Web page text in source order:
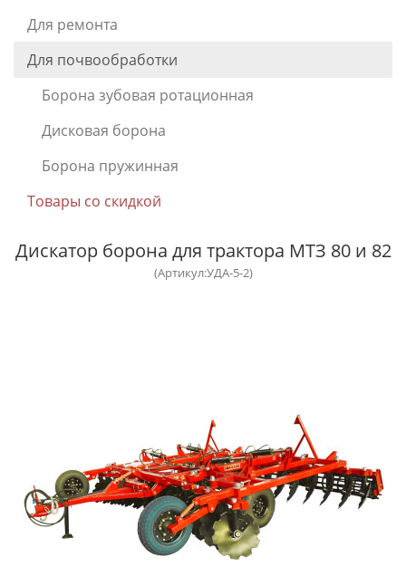
Для ремонта
Для почвообработки
Борона зубовая ротационная
Дисковая борона
Борона пружинная
Товары со скидкой
Дискатор борона для трактора МТЗ 80 и 82
(Артикул:УДА-5-2)